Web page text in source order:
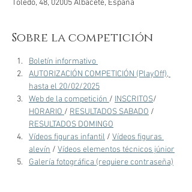
Toledo, 48, 02005 Albacete, España
Sobre la competición
Boletín informativo
AUTORIZACIÓN COMPETICIÓN (PlayOff),
hasta el 20/02/2025
Web de la competición / INSCRITOS/
HORARIO / RESULTADOS SABADO /
RESULTADOS DOMINGO
Vídeos figuras infantil / Vídeos figuras
alevín / Vídeos elementos técnicos júnior
Galería fotográfica (requiere contraseña)